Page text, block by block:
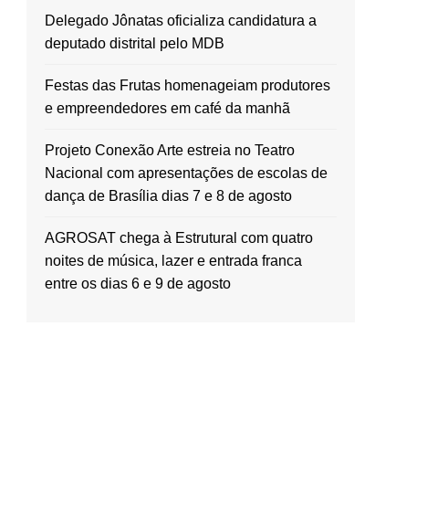
Delegado Jônatas oficializa candidatura a
deputado distrital pelo MDB
Festas das Frutas homenageiam produtores
e empreendedores em café da manhã
Projeto Conexão Arte estreia no Teatro
Nacional com apresentações de escolas de
dança de Brasília dias 7 e 8 de agosto
AGROSAT chega à Estrutural com quatro
noites de música, lazer e entrada franca
entre os dias 6 e 9 de agosto